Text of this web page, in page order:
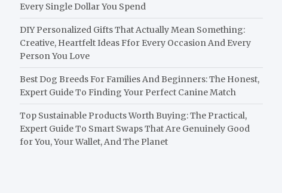
Every Single Dollar You Spend
DIY Personalized Gifts That Actually Mean Something:
Creative, Heartfelt Ideas Ffor Every Occasion And Every
Person You Love
Best Dog Breeds For Families And Beginners: The Honest,
Expert Guide To Finding Your Perfect Canine Match
Top Sustainable Products Worth Buying: The Practical,
Expert Guide To Smart Swaps That Are Genuinely Good
for You, Your Wallet, And The Planet